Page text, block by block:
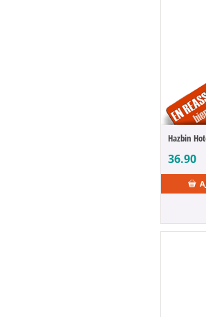
36.90